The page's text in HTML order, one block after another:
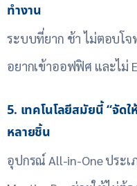
ทำงาน
ระบบที่ยาก ช้า ไม่ตอบโ
อยากเข้าออฟฟิศ และไม่
5. เทคโนโลยีสมัยนี้ “จัด
หลายชิ้น
อุปกรณ์ All-in-One ประเ